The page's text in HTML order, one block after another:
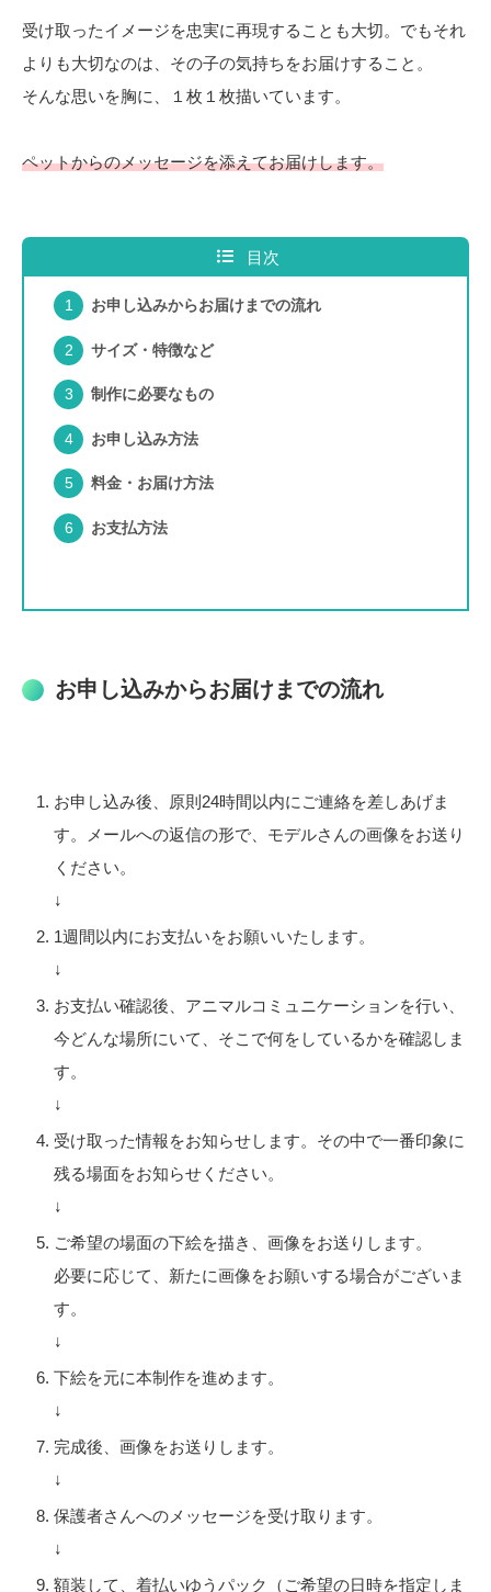
受け取ったイメージを忠実に再現することも大切。でもそれ
よりも大切なのは、その子の気持ちをお届けすること。
そんな思いを胸に、１枚１枚描いています。
ペットからのメッセージを添えてお届けします。
目次
お申し込みからお届けまでの流れ
サイズ・特徴など
制作に必要なもの
お申し込み方法
料金・お届け方法
お支払方法
お申し込みからお届けまでの流れ
お申し込み後、原則24時間以内にご連絡を差しあげま
す。メールへの返信の形で、モデルさんの画像をお送り
ください。
↓
1週間以内にお支払いをお願いいたします。
↓
お支払い確認後、アニマルコミュニケーションを行い、
今どんな場所にいて、そこで何をしているかを確認しま
す。
↓
受け取った情報をお知らせします。その中で一番印象に
残る場面をお知らせください。
↓
ご希望の場面の下絵を描き、画像をお送りします。
必要に応じて、新たに画像をお願いする場合がございま
す。
↓
下絵を元に本制作を進めます。
↓
完成後、画像をお送りします。
↓
保護者さんへのメッセージを受け取ります。
↓
額装して、着払いゆうパック（ご希望の日時を指定しま